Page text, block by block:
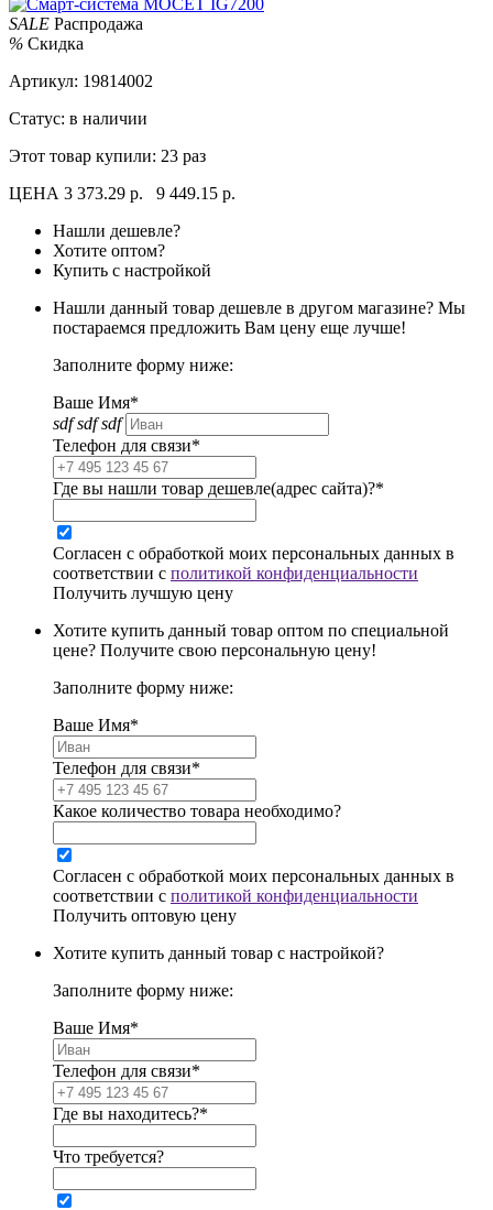
SALE Распродажа
% Скидка
Артикул: 19814002
Статус: в наличии
Этот товар купили: 23 раз
ЦЕНА 3 373.29 р.
9 449.15 р.
Нашли дешевле?
Хотите оптом?
Купить с настройкой
Нашли данный товар дешевле в другом магазине? Мы
постараемся предложить Вам цену еще лучше!
Заполните форму ниже:
Ваше Имя*
sdf sdf sdf
Телефон для связи*
Где вы нашли товар дешевле(адрес сайта)?*
Согласен с обработкой моих персональных данных в
соответствии с политикой конфиденциальности
Получить лучшую цену
Хотите купить данный товар оптом по специальной
цене? Получите свою персональную цену!
Заполните форму ниже:
Ваше Имя*
Телефон для связи*
Какое количество товара необходимо?
Согласен с обработкой моих персональных данных в
соответствии с политикой конфиденциальности
Получить оптовую цену
Хотите купить данный товар с настройкой?
Заполните форму ниже:
Ваше Имя*
Телефон для связи*
Где вы находитесь?*
Что требуется?